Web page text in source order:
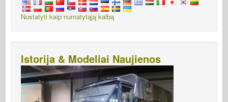
Nustatyti kaip numatytąją kalbą
Istorija & Modeliai Naujienos